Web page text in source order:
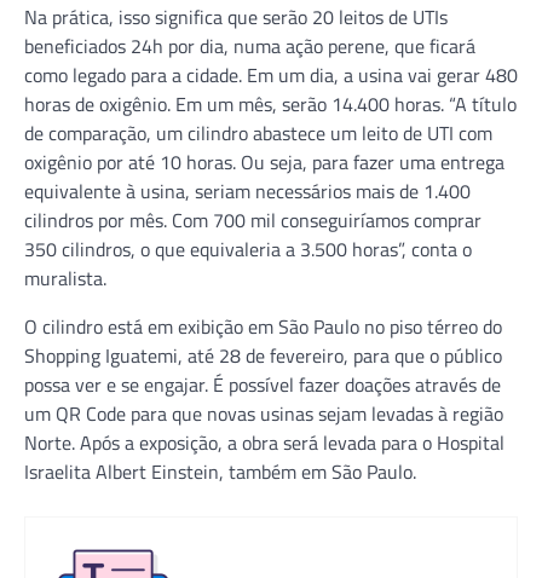
Na prática, isso significa que serão 20 leitos de UTIs
beneficiados 24h por dia, numa ação perene, que ficará
como legado para a cidade. Em um dia, a usina vai gerar 480
horas de oxigênio. Em um mês, serão 14.400 horas. “A título
de comparação, um cilindro abastece um leito de UTI com
oxigênio por até 10 horas. Ou seja, para fazer uma entrega
equivalente à usina, seriam necessários mais de 1.400
cilindros por mês. Com 700 mil conseguiríamos comprar
350 cilindros, o que equivaleria a 3.500 horas”, conta o
muralista.
O cilindro está em exibição em São Paulo no piso térreo do
Shopping Iguatemi, até 28 de fevereiro, para que o público
possa ver e se engajar. É possível fazer doações através de
um QR Code para que novas usinas sejam levadas à região
Norte. Após a exposição, a obra será levada para o Hospital
Israelita Albert Einstein, também em São Paulo.